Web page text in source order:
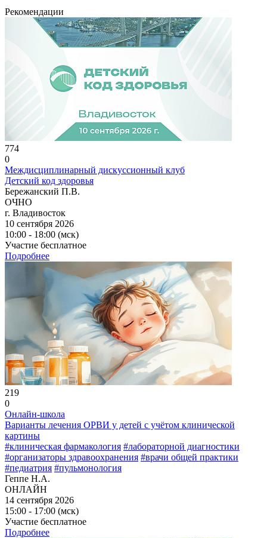
Рекомендации
774
0
Междисциплинарный дискуссионный клуб
Детский код здоровья
Бережанский П.В.
ОЧНО
г. Владивосток
10 сентября 2026
10:00 - 18:00 (мск)
Участие бесплатное
Подробнее
219
0
Онлайн-школа
Варианты лечения ОРВИ у детей с учётом клинической
картины
#клиническая фармакология #лабораторной диагностики
#организаторы здравоохранения #врачи общей практики
#педиатрия #пульмонология
Геппе Н.А.
ОНЛАЙН
14 сентября 2026
15:00 - 17:00 (мск)
Участие бесплатное
Подробнее